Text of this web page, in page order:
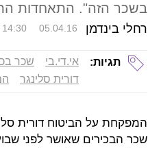
בשכר הזה". התאחדות
רחלי בינדמן 14:30 05.04.16
תגיות: אי.די.בי שכר
דורית סלינגר
המפקחת על הביטוח דורית